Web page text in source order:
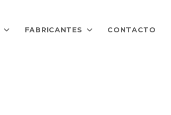
FABRICANTES CONTACTO